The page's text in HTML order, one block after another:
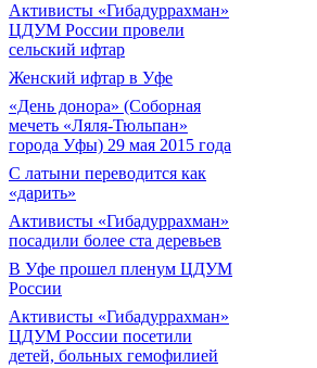
Активисты «Гибадуррахман»
ЦДУМ России провели
сельский ифтар
Женский ифтар в Уфе
«День донора» (Соборная
мечеть «Ляля-Тюльпан»
города Уфы) 29 мая 2015 года
С латыни переводится как
«дарить»
Активисты «Гибадуррахман»
посадили более ста деревьев
В Уфе прошел пленум ЦДУМ
России
Активисты «Гибадуррахман»
ЦДУМ России посетили
детей, больных гемофилией